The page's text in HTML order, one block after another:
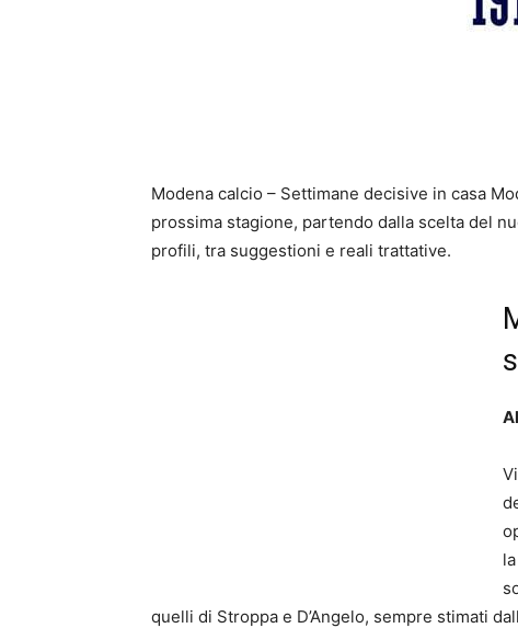
Modena calcio – Settimane decisive in casa
prossima stagione, partendo dalla scelta del
profili, tra suggestioni e reali trattative.
quelli di Stroppa e D’Angelo, sempre stimati